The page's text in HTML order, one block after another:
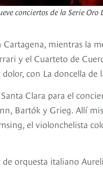
conciertos de la Serie Oro
mientras la
y el Cuarteto de
con La doncella de
Clara para el
Bartók y Grieg. Allí
el violonchelista
orquesta italiano